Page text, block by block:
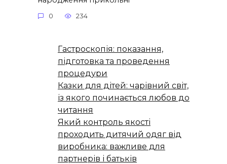
0 234
Гастроскопія: показання,
підготовка та проведення
процедури
Казки для дітей: чарівний світ,
із якого починається любов до
читання
Який контроль якості
проходить дитячий одяг від
виробника: важливе для
партнерів і батьків